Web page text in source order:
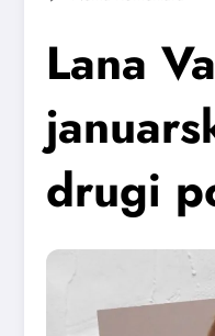
Lana
drugi